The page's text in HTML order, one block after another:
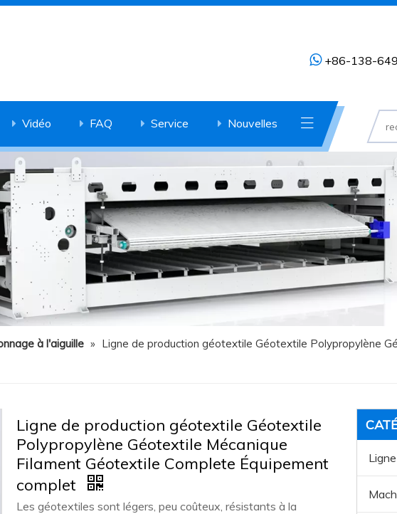
+86-138-
Vidéo FAQ Service Nouvelles
à l'aiguille » Ligne de production géotextile Géotextile Polypropylène
Ligne de production géotextile Géotextile
Polypropylène Géotextile Mécanique
Filament Géotextile Complete Équipement
complet
Les géotextiles sont légers, peu coûteux, résistants à la